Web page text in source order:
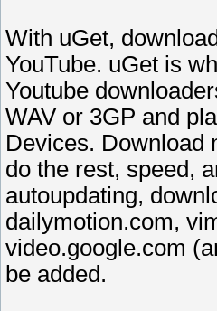
With uGet,
YouTube. uGet is
Youtube
WAV or 3GP and
Devices. Download
do the rest, speed,
autoupdating,
dailymotion.com,
video.google.com
be added.